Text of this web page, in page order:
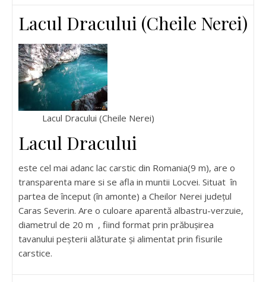
Lacul Dracului (Cheile Nerei)
Lacul Dracului (Cheile Nerei)
Lacul Dracului
este cel mai adanc lac carstic din Romania(9 m), are o
transparenta mare si se afla in muntii Locvei. Situat în
partea de început (în amonte) a Cheilor Nerei județul
Caras Severin. Are o culoare aparentă albastru-verzuie,
diametrul de 20 m , fiind format prin prăbușirea
tavanului peșterii alăturate și alimentat prin fisurile
carstice.